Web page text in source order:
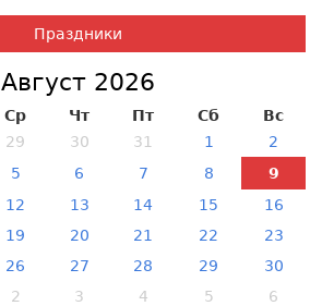
Праздники
Август 2026
Ср Чт Пт Сб
Вс
29 30 31 1
2
5 6 7 8
9
12 13 14 15
16
19 20 21 22
23
26 27 28 29
30
2 3 4 5 6